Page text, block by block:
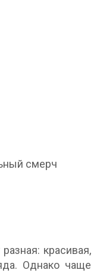
смерч
красивая,
Однако чаще